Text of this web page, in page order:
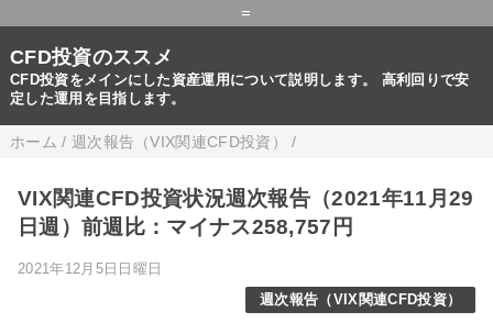
=
CFD投資のススメ
CFD投資をメインにした資産運用について説明します。 高利回りで安
定した運用を目指します。
ホーム / 週次報告（VIX関連CFD投資） /
VIX関連CFD投資状況週次報告（2021年11月29
日週）前週比：マイナス258,757円
2021年12月5日日曜日
週次報告（VIX関連CFD投資）